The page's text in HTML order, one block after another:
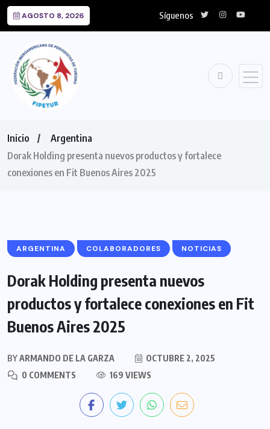
AGOSTO 8, 2026 Síguenos
Inicio
Argentina
Dorak Holding presenta nuevos productos y fortalece
conexiones en Fit Buenos Aires 2025
ARGENTINA COLABORADORES NOTICIAS
Dorak Holding presenta nuevos
productos y fortalece conexiones en Fit
Buenos Aires 2025
BYARMANDO DE LA GARZA
OCTUBRE 2, 2025
0 COMMENTS
169 VIEWS